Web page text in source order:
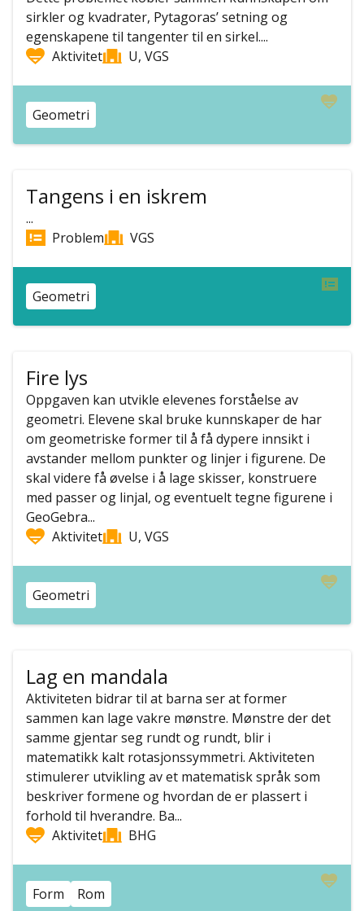
sirkler og kvadrater, Pytagoras’ setning og
egenskapene til tangenter til en sirkel....
Aktivitet
U, VGS
Geometri
Tangens i en iskrem
...
Problem
VGS
Geometri
Fire lys
Oppgaven kan utvikle elevenes forståelse av
geometri. Elevene skal bruke kunnskaper de har
om geometriske former til å få dypere innsikt i
avstander mellom punkter og linjer i figurene. De
skal videre få øvelse i å lage skisser, konstruere
med passer og linjal, og eventuelt tegne figurene i
GeoGebra...
Aktivitet
U, VGS
Geometri
Lag en mandala
Aktiviteten bidrar til at barna ser at former
sammen kan lage vakre mønstre. Mønstre der det
samme gjentar seg rundt og rundt, blir i
matematikk kalt rotasjonssymmetri. Aktiviteten
stimulerer utvikling av et matematisk språk som
beskriver formene og hvordan de er plassert i
forhold til hverandre. Ba...
Aktivitet
BHG
Form Rom